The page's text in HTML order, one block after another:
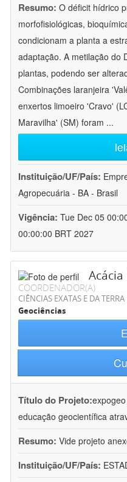
Resumo: O déficit hídrico
morfofisiológicas,
condicionam a planta a
adaptação. A metilação do
plantas, podendo ser
Combinações laranjeira
enxertos limoeiro 'Cravo'
Maravilha' (SM) foram ...
Instituição/UF/País:
Agropecuária - BA - Brasil
Vigência: Tue Dec 05
00:00:00 BRT 2027
COORDENADOR(A)
CIÊNCIAS EXATAS E DA TERRA
Geociências
Título do Projeto:
educação geocientífica
Resumo: Vide projeto
Instituição/UF/País: